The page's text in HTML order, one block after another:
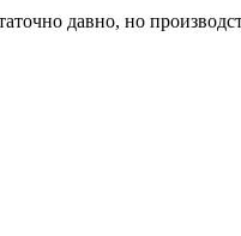
давно, но